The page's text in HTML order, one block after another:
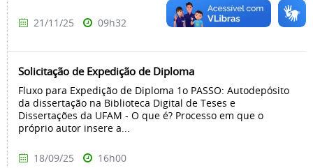
21/11/25 09h32
Solicitação de Expedição de Diploma
Fluxo para Expedição de Diploma 1o PASSO: Autodepósito
da dissertação na Biblioteca Digital de Teses e
Dissertações da UFAM - O que é? Processo em que o
próprio autor insere a...
18/09/25 16h00